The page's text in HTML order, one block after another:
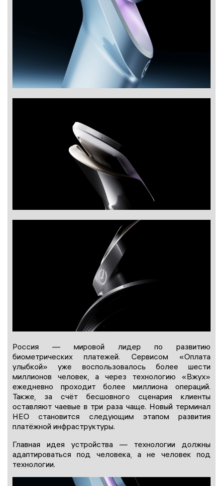
Россия — мировой лидер по развитию
биометрических платежей. Сервисом «Оплата
улыбкой» уже воспользовалось более шести
миллионов человек, а через технологию «Вжух»
ежедневно проходит более миллиона операций.
Также, за счёт бесшовного сценария клиенты
оставляют чаевые в три раза чаще. Новый терминал
НЕО становится следующим этапом развития
платёжной инфраструктуры.
Главная идея устройства — технологии должны
адаптироваться под человека, а не человек под
технологии.